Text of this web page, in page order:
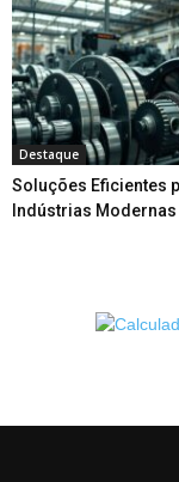
Destaque
Soluções Eficientes
Indústrias Modernas